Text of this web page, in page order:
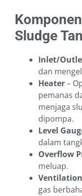
Sludge
Inlet/
dan
Heater–
pemanas
menjaga
dipompa.
Level
dalam
Overflow
meluap.
gas